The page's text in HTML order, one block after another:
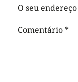
O seu
Comentário *